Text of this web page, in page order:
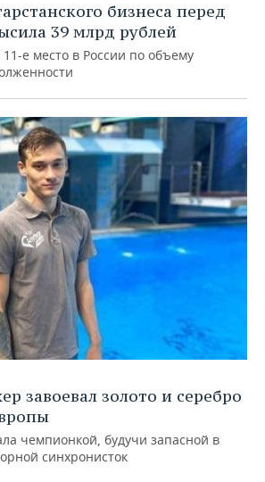
бизнеса перед
39 млрд рублей
11-е место в России по объему
завоевал золото и серебро
чемпионкой, будучи запасной в
синхронисток